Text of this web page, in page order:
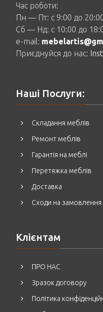
Час роботи:
Пн — Пт: c 9:00 до
Сб — Нд: c 10:00 до
e-mail:
Приєднуйся до нас:
Наші Послуги:
Складання меблів
Ремонт меблів
Гарантія на меблі
Перетяжка меблів
Доставка
Сходи на замовлення
Клієнтам
ПРО НАС
Зразок договору
Політика